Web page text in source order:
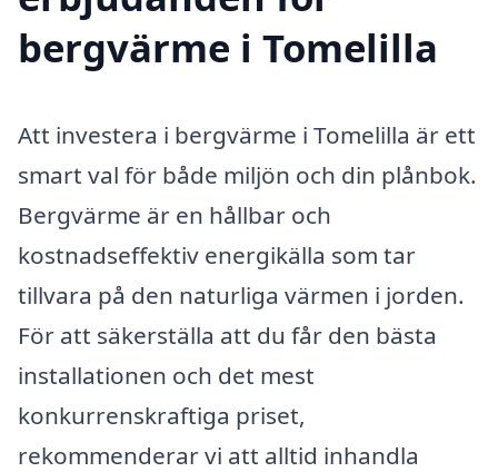
bergvärme i Tomelilla
Att investera i bergvärme i Tomelilla är ett
smart val för både miljön och din plånbok.
Bergvärme är en hållbar och
kostnadseffektiv energikälla som tar
tillvara på den naturliga värmen i jorden.
För att säkerställa att du får den bästa
installationen och det mest
konkurrenskraftiga priset,
rekommenderar vi att alltid inhandla